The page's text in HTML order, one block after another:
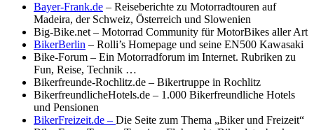
Bayer-Frank.de – Reiseberichte zu Motorradtouren auf
Madeira, der Schweiz, Österreich und Slowenien
Big-Bike.net – Motorrad Community für MotorBikes aller Art
BikerBerlin – Rolli’s Homepage und seine EN500 Kawasaki
Bike-Forum – Ein Motorradforum im Internet. Rubriken zu
Fun, Reise, Technik …
Bikerfreunde-Rochlitz.de – Bikertruppe in Rochlitz
BikerfreundlicheHotels.de – 1.000 Bikerfreundliche Hotels
und Pensionen
BikerFreizeit.de – Die Seite zum Thema „Biker und Freizeit“